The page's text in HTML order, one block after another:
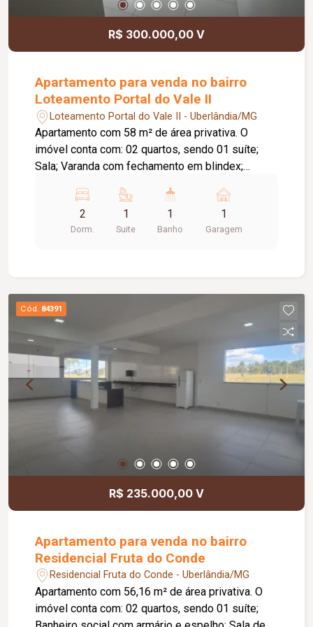
R$ 300.000,00 V
Apartamento para venda no bairro
Loteamento Portal do Vale II
Loteamento Portal do Vale II - Uberlândia/MG
Apartamento com 58 m² de área privativa. O
imóvel conta com: 02 quartos, sendo 01 suíte;
Sala; Varanda com fechamento em blindex;
serviço; Bancada na varanda; O condomínio conta
com: 02 elevadores; Gás encanado; Área gourmet
com churrasqueira; Piscina; Diferenciais: Cooktop
2
Dorm.
1
Suite
1
Banho
1
Garagem
Cód. 84391
R$ 235.000,00 V
Apartamento para venda no bairro
Residencial Fruta do Conde
Residencial Fruta do Conde - Uberlândia/MG
Apartamento com 56,16 m² de área privativa. O
imóvel conta com: 02 quartos, sendo 01 suíte;